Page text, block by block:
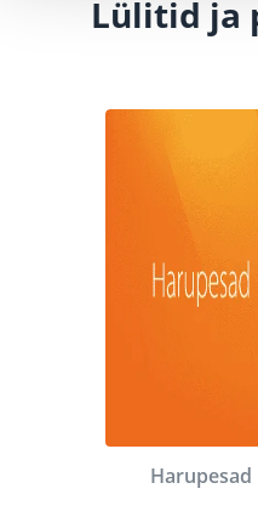
Lülitid ja
Harupesad